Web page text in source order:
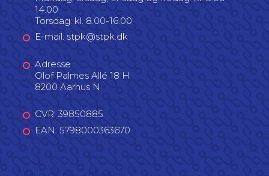
14.00
Torsdag: kl. 8.00-16.00
E-mail: stpk@stpk.dk
Adresse
Olof Palmes Allé 18 H
8200 Aarhus N
CVR: 39850885
EAN: 5798000363670